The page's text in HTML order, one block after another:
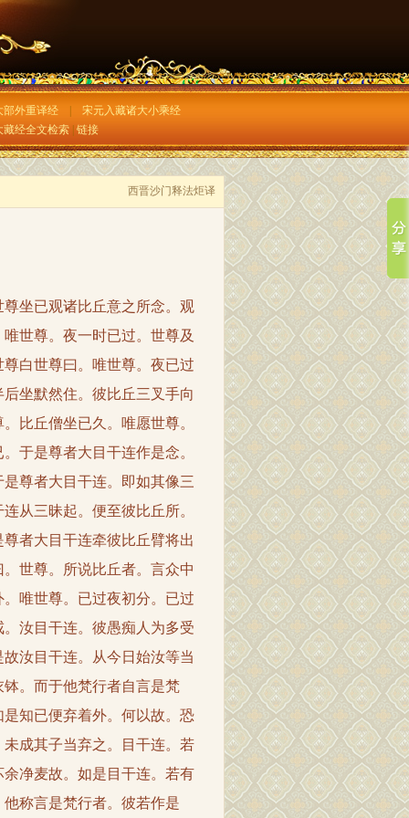
部外重译经| 宋元入藏诸大小乘经
藏经全文检索| 链接
西晋沙门释法炬译
坐已观诸比丘意之所念。观
世尊。夜一时已过。世尊及
白世尊曰。唯世尊。夜已过
坐默然住。彼比丘三叉手向
比丘僧坐已久。唯愿世尊。
于是尊者大目干连作是念。
尊者大目干连。即如其像三
从三昧起。便至彼比丘所。
者大目干连牵彼比丘臂将出
世尊。所说比丘者。言众中
唯世尊。已过夜初分。已过
汝目干连。彼愚痴人为多受
汝目干连。从今日始汝等当
。而于他梵行者自言是梵
知已便弃着外。何以故。恐
成其子当弃之。目干连。若
净麦故。如是目干连。若有
称言是梵行者。彼若作是